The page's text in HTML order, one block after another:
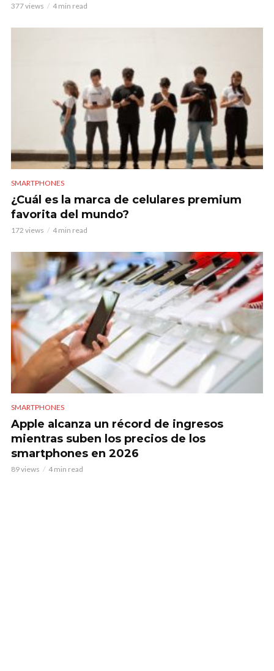
377 views 4 min read
SMARTPHONES
¿Cuál es la marca de celulares premium
favorita del mundo?
172 views 4 min read
SMARTPHONES
Apple alcanza un récord de ingresos
mientras suben los precios de los
smartphones en 2026
89 views 4 min read